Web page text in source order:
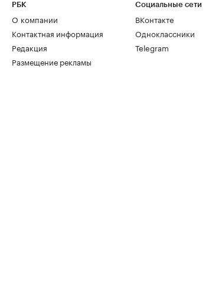
РБК
О компании
Контактная информация
Редакция
Размещение рекламы
Социальные сети
ВКонтакте
Одноклассники
Telegram